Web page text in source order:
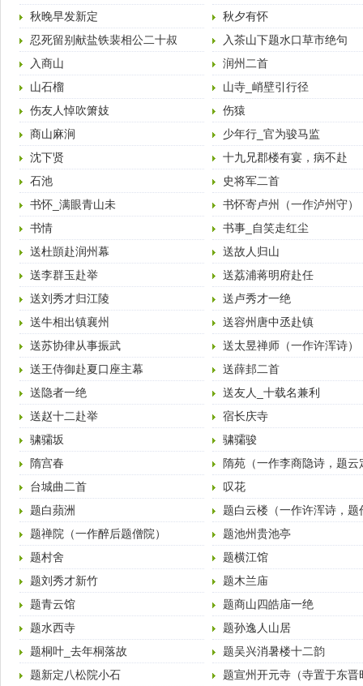
秋晚早发新定
秋夕有怀
忍死留别献盐铁裴相公二十叔
入茶山下题水口草市绝句
入商山
润州二首
山石榴
山寺_峭壁引行径
伤友人悼吹箫妓
伤猿
商山麻涧
少年行_官为骏马监
沈下贤
十九兄郡楼有宴，病不赴
石池
史将军二首
书怀_满眼青山未
书怀寄卢州（一作泸州守）
书情
书事_自笑走红尘
送杜顗赴润州幕
送故人归山
送李群玉赴举
送荔浦蒋明府赴任
送刘秀才归江陵
送卢秀才一绝
送牛相出镇襄州
送容州唐中丞赴镇
送苏协律从事振武
送太昱禅师（一作许浑诗）
送王侍御赴夏口座主幕
送薛邽二首
送隐者一绝
送友人_十载名兼利
送赵十二赴举
宿长庆寺
骕骦坂
骕骦骏
隋宫春
隋苑（一作李商隐诗，题云
台城曲二首
叹花
题白蘋洲
题白云楼（一作许浑诗，题
伤稼）
题禅院（一作醉后题僧院）
题池州贵池亭
题村舍
题横江馆
题刘秀才新竹
题木兰庙
题青云馆
题商山四皓庙一绝
题水西寺
题孙逸人山居
题桐叶_去年桐落故
题吴兴消暑楼十二韵
题新定八松院小石
题宣州开元寺（寺置于东晋